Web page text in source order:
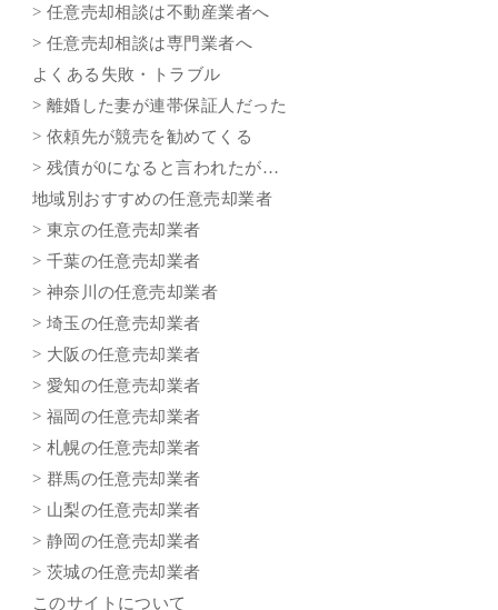
> 任意売却相談は不動産業者へ
> 任意売却相談は専門業者へ
よくある失敗・トラブル
> 離婚した妻が連帯保証人だった
> 依頼先が競売を勧めてくる
> 残債が0になると言われたが…
地域別おすすめの任意売却業者
> 東京の任意売却業者
> 千葉の任意売却業者
> 神奈川の任意売却業者
> 埼玉の任意売却業者
> 大阪の任意売却業者
> 愛知の任意売却業者
> 福岡の任意売却業者
> 札幌の任意売却業者
> 群馬の任意売却業者
> 山梨の任意売却業者
> 静岡の任意売却業者
> 茨城の任意売却業者
このサイトについて